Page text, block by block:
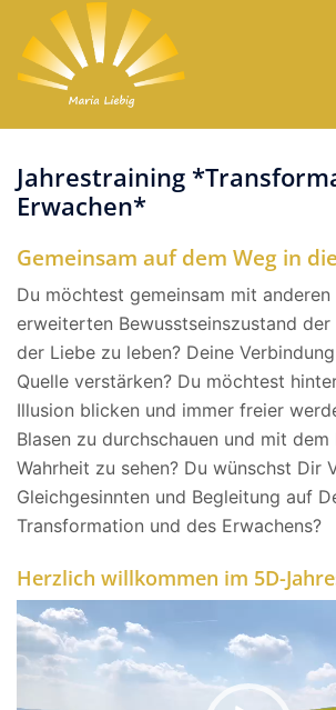
Inhalt
springen
Jahrestraining
Erwachen*
Gemeinsam auf dem Weg in
Du möchtest gemeinsam mit anderen
erweiterten Bewusstseinszustand der
der Liebe zu leben? Deine
Quelle verstärken? Du möchtest
Illusion blicken und immer freier
Blasen zu durchschauen und mit
Wahrheit zu sehen? Du wünschst Dir
Gleichgesinnten und Begleitung auf
Transformation und des Erwachens?
Herzlich willkommen im 5D-Jah
Video-
Player